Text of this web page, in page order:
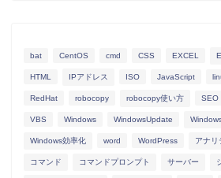
bat CentOS cmd CSS EXCEL
HTML IPアドレス ISO JavaScript
RedHat robocopy robocopy使い方 SEO
VBS Windows WindowsUpdate
Windows効率化 word WordPress アナリ
コマンド コマンドプロンプト サーバー